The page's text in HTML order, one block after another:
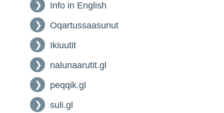
Info in English
Oqartussaasunut
Ikiuutit
nalunaarutit.gl
peqqik.gl
suli.gl